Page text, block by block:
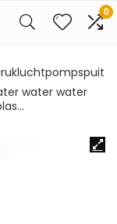
0
water water